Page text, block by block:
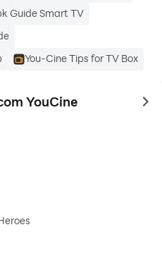
Guide Smart TV
You-Cine Tips for TV Box
YouCine to